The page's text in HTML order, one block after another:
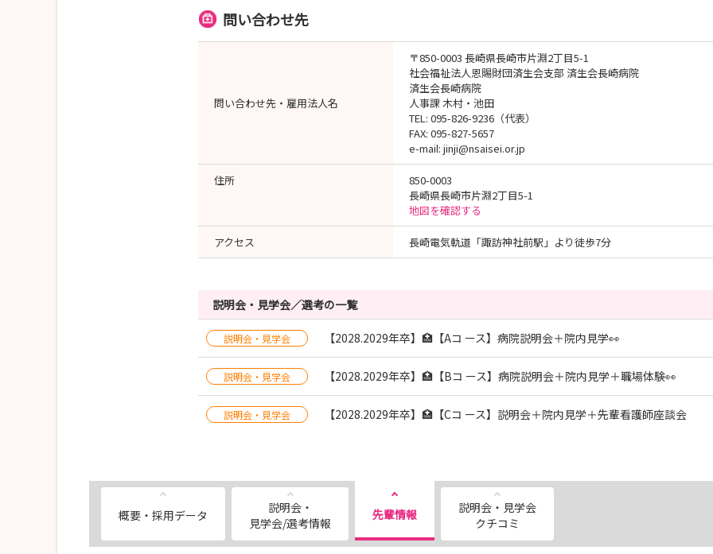
問い合わせ先
問い合わせ先・雇用法人名
〒850-0003 長崎県長崎市片淵2丁目5-1
社会福祉法人恩賜財団済生会支部 済生会長崎病院
済生会長崎病院
人事課 木村・池田
TEL: 095-826-9236（代表）
FAX: 095-827-5657
e-mail: jinji@nsaisei.or.jp
住所
850-0003
長崎県長崎市片淵2丁目5-1
地図を確認する
アクセス 長崎電気軌道「諏訪神社前駅」より徒歩7分
説明会・見学会／選考の一覧
説明会・見学会 【2028.2029年卒】🏥【Aコ ース】病院説明会＋院内見学👀
説明会・見学会 【2028.2029年卒】🏥【Bコ ース】病院説明会＋院内見学＋職場体験👀
説明会・見学会 【2028.2029年卒】🏥【Cコ ース】説明会＋院内見学＋先輩看護師座談会
概要・採用データ
説明会・
見学会/選考情報
先輩情報
説明会・見学会
クチコミ